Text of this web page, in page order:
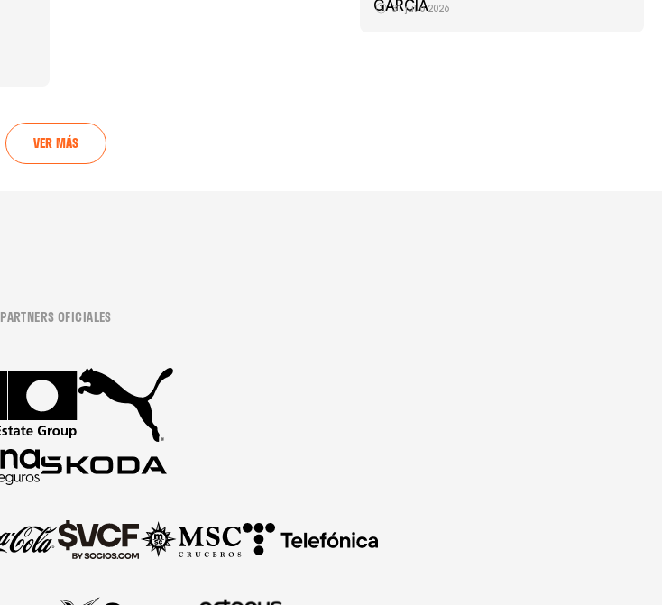
GARCÍA
31 julio 2026
VER MÁS
PARTNERS OFICIALES